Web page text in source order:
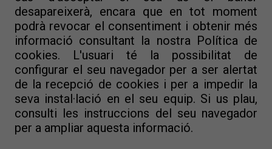
desapareixerà, encara que en tot moment
podrà revocar el consentiment i obtenir més
informació consultant la nostra Política de
cookies. L'usuari té la possibilitat de
configurar el seu navegador per a ser alertat
de la recepció de cookies i per a impedir la
seva instal·lació en el seu equip. Si us plau,
consulti les instruccions del seu navegador
per a ampliar aquesta informació.